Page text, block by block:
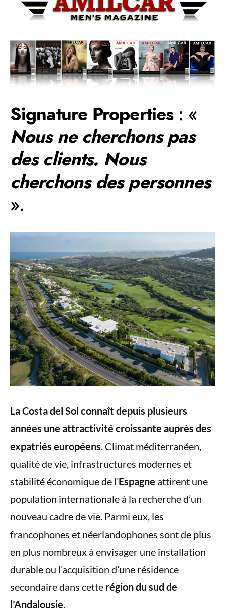
Signature Properties: «
Nous ne cherchons pas
des clients. Nous
cherchons des personnes
».
La Costa del Sol connaît depuis plusieurs
années une attractivité croissante auprès des
expatriés européens . Climat méditerranéen,
qualité de vie, infrastructures modernes et
stabilité économique de l’Espagne attirent une
population internationale à la recherche d’un
nouveau cadre de vie. Parmi eux, les
francophones et néerlandophones sont de plus
en plus nombreux à envisager une installation
durable ou l’acquisition d’une résidence
secondaire dans cette région du sud de
l’Andalousie